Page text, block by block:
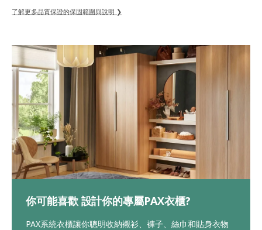
了解更多品質保證的保固範圍與說明 ❯
你可能喜歡 設計你的專屬PAX衣櫃?
PAX系統衣櫃讓你聰明收納襯衫、褲子、絲巾和貼身衣物